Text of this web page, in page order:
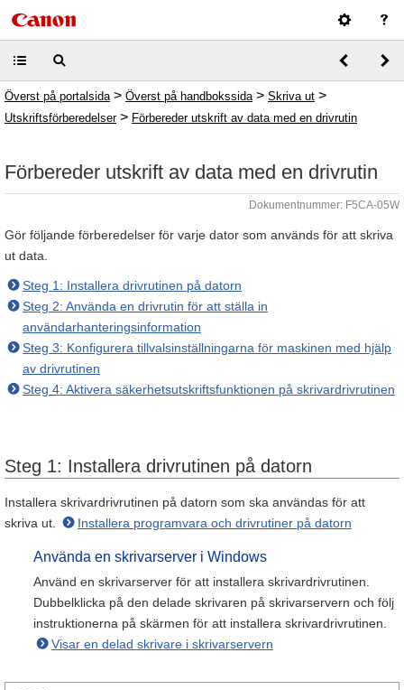
Överst på portalsida > Överst på handbokssida > Skriva ut >
Utskriftsförberedelser> Förbereder utskrift av data med en drivrutin
Förbereder utskrift av data med en drivrutin
Dokumentnummer: F5CA-05W
Gör följande förberedelser för varje dator som används för att skriva
ut data.
Steg 1: Installera drivrutinen på datorn
Steg 2: Använda en drivrutin för att ställa in
användarhanteringsinformation
Steg 3: Konfigurera tillvalsinställningarna för maskinen med hjälp
av drivrutinen
Steg 4: Aktivera säkerhetsutskriftsfunktionen på skrivardrivrutinen
Steg 1: Installera drivrutinen på datorn
Installera skrivardrivrutinen på datorn som ska användas för att
skriva ut.
Installera programvara och drivrutiner på datorn
Använda en skrivarserver i Windows
Använd en skrivarserver för att installera skrivardrivrutinen.
Dubbelklicka på den delade skrivaren på skrivarservern och följ
instruktionerna på skärmen för att installera skrivardrivrutinen.
Visar en delad skrivare i skrivarservern